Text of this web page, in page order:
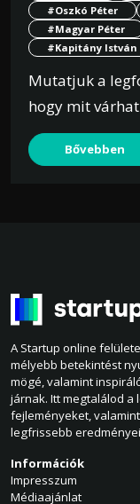
#Oszkó Péter
#Magyar Péter
#Kapitány István
Mutatjuk a
hogy mit
Bővebben
A Startup online
mélyebb betekintést
mögé, valamint
járnak. Itt megtalálod a
fejleményeket,
legfrissebb
Információk
Impresszum
Médiaajánlat